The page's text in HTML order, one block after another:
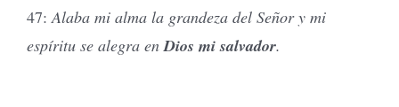
47: Alaba mi alma la grandeza del Señor y mi
espíritu se alegra en Dios mi salvador.